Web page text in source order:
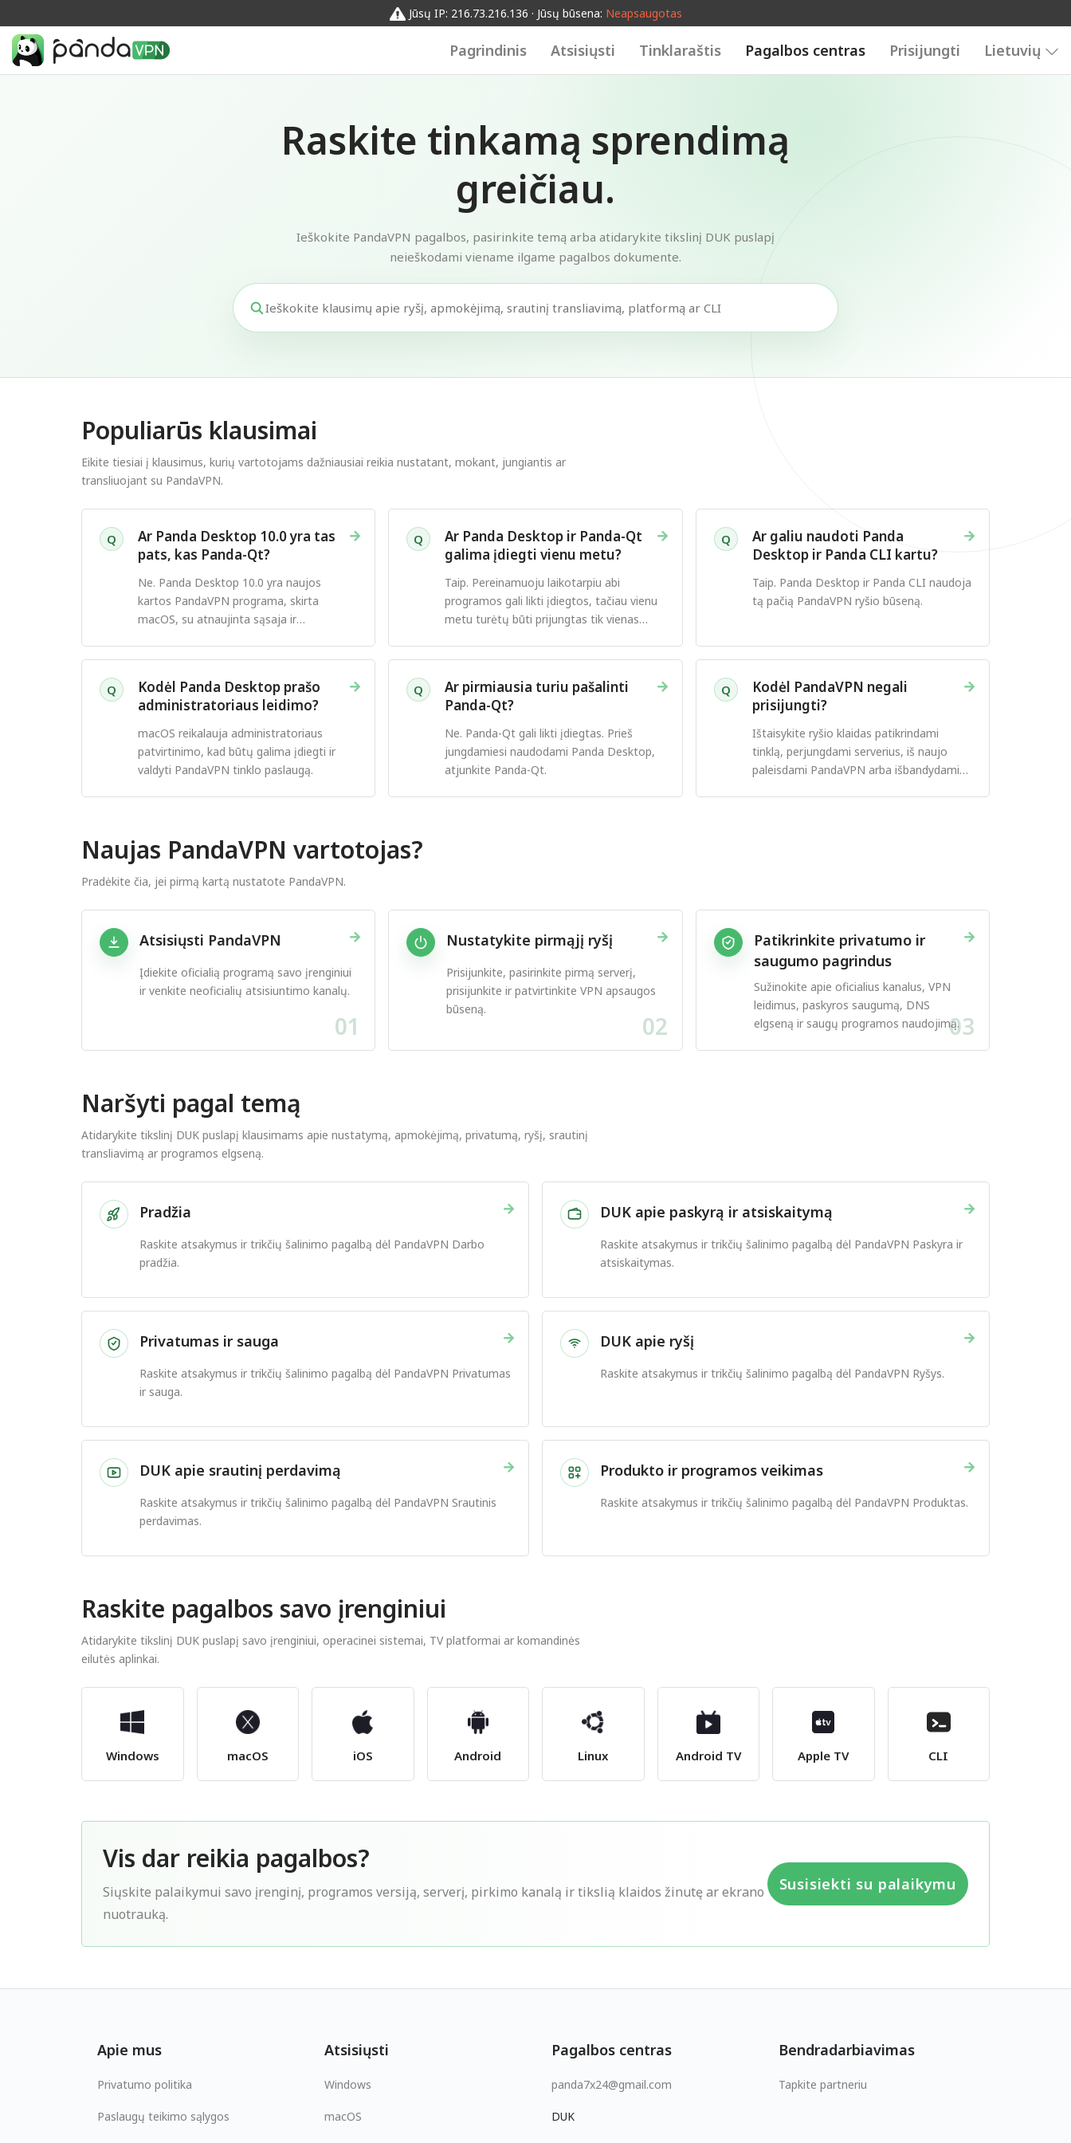
Jūsų IP: 216.73.216.136 · Jūsų būsena: Neapsaugotas
Pagrindinis Atsisiųsti Tinklaraštis Pagalbos centras Prisijungti Lietuvių
Raskite tinkamą sprendimą
greičiau.
Ieškokite PandaVPN pagalbos, pasirinkite temą arba atidarykite tikslinį DUK puslapį
neieškodami viename ilgame pagalbos dokumente.
Populiarūs klausimai
Eikite tiesiai į klausimus, kurių vartotojams dažniausiai reikia nustatant, mokant, jungiantis ar
transliuojant su PandaVPN.
Q →
Ar Panda Desktop 10.0 yra tas
pats, kas Panda-Qt?
Ne. Panda Desktop 10.0 yra naujos
kartos PandaVPN programa, skirta
macOS, su atnaujinta sąsaja ir
Q →
Ar Panda Desktop ir Panda-Qt
galima įdiegti vienu metu?
Taip. Pereinamuoju laikotarpiu abi
programos gali likti įdiegtos, tačiau vienu
metu turėtų būti prijungtas tik vienas
Q →
Ar galiu naudoti Panda
Desktop ir Panda CLI kartu?
Taip. Panda Desktop ir Panda CLI naudoja
tą pačią PandaVPN ryšio būseną.
Q →
Kodėl Panda Desktop prašo
administratoriaus leidimo?
macOS reikalauja administratoriaus
patvirtinimo, kad būtų galima įdiegti ir
valdyti PandaVPN tinklo paslaugą.
Q →
Ar pirmiausia turiu pašalinti
Panda-Qt?
Ne. Panda-Qt gali likti įdiegtas. Prieš
jungdamiesi naudodami Panda Desktop,
atjunkite Panda-Qt.
Q →
Kodėl PandaVPN negali
prisijungti?
Ištaisykite ryšio klaidas patikrindami
tinklą, perjungdami serverius, iš naujo
paleisdami PandaVPN arba išbandydami
Naujas PandaVPN vartotojas?
Pradėkite čia, jei pirmą kartą nustatote PandaVPN.
→
Atsisiųsti PandaVPN
Įdiekite oficialią programą savo įrenginiui
ir venkite neoficialių atsisiuntimo kanalų.
01
→
Nustatykite pirmąjį ryšį
Prisijunkite, pasirinkite pirmą serverį,
prisijunkite ir patvirtinkite VPN apsaugos
būseną.
02
→
Patikrinkite privatumo ir
saugumo pagrindus
Sužinokite apie oficialius kanalus, VPN
leidimus, paskyros saugumą, DNS
elgseną ir saugų programos naudojimą.03
Naršyti pagal temą
Atidarykite tikslinį DUK puslapį klausimams apie nustatymą, apmokėjimą, privatumą, ryšį, srautinį
transliavimą ar programos elgseną.
→
Pradžia
Raskite atsakymus ir trikčių šalinimo pagalbą dėl PandaVPN Darbo
pradžia.
→
DUK apie paskyrą ir atsiskaitymą
Raskite atsakymus ir trikčių šalinimo pagalbą dėl PandaVPN Paskyra ir
atsiskaitymas.
→
Privatumas ir sauga
Raskite atsakymus ir trikčių šalinimo pagalbą dėl PandaVPN Privatumas
ir sauga.
→
DUK apie ryšį
Raskite atsakymus ir trikčių šalinimo pagalbą dėl PandaVPN Ryšys.
→
DUK apie srautinį perdavimą
Raskite atsakymus ir trikčių šalinimo pagalbą dėl PandaVPN Srautinis
perdavimas.
→
Produkto ir programos veikimas
Raskite atsakymus ir trikčių šalinimo pagalbą dėl PandaVPN Produktas.
Raskite pagalbos savo įrenginiui
Atidarykite tikslinį DUK puslapį savo įrenginiui, operacinei sistemai, TV platformai ar komandinės
eilutės aplinkai.
Windows macOS iOS Android Linux Android TV Apple TV CLI
Vis dar reikia pagalbos?
Siųskite palaikymui savo įrenginį, programos versiją, serverį, pirkimo kanalą ir tikslią klaidos žinutę ar ekrano
nuotrauką.
Susisiekti su palaikymu
Apie mus
Privatumo politika
Paslaugų teikimo sąlygos
Atsisiųsti
Windows
macOS
Pagalbos centras
panda7x24@gmail.com
DUK
Bendradarbiavimas
Tapkite partneriu